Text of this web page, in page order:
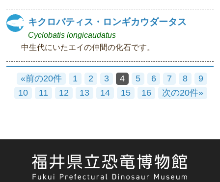
キクロバティス・ロンギカウダータス
Cyclobatis longicaudatus
中生代にいたエイの仲間の化石です。
«前の20件 1 2 3 4 5 6 7 8
9
10
11 12 13 14 15 16 次の20件»